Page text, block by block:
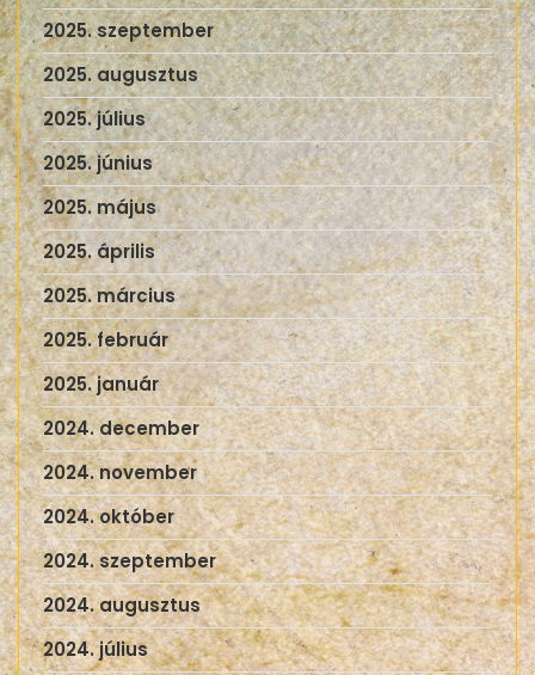
2025. szeptember
2025. augusztus
2025. július
2025. június
2025. május
2025. április
2025. március
2025. február
2025. január
2024. december
2024. november
2024. október
2024. szeptember
2024. augusztus
2024. július